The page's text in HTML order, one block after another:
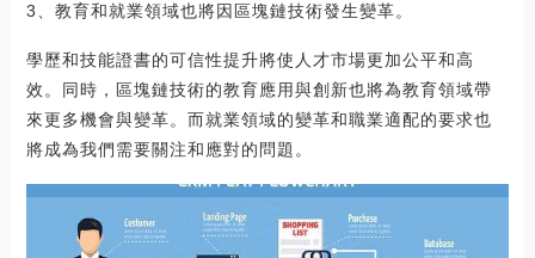
3、教育和就業領域也將因區塊鏈技術發生變革。
學歷和技能證書的可信性提升將使人才市場更加公平和高
效。同時，區塊鏈技術的教育應用與創新也將為教育領域帶
來更多機會與變革。而就業領域的變革和職業適配的要求也
將成為我們需要關注和應對的問題。